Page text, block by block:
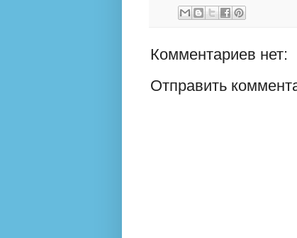
Комментариев нет:
Отправить